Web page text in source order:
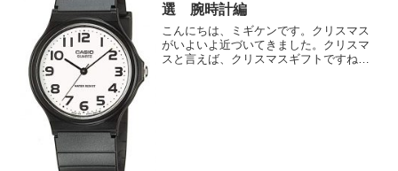
選 腕時計編
こんにちは、ミギケンです。クリスマス
がいよいよ近づいてきました。クリスマ
スと言えば、クリスマスギフトですね。